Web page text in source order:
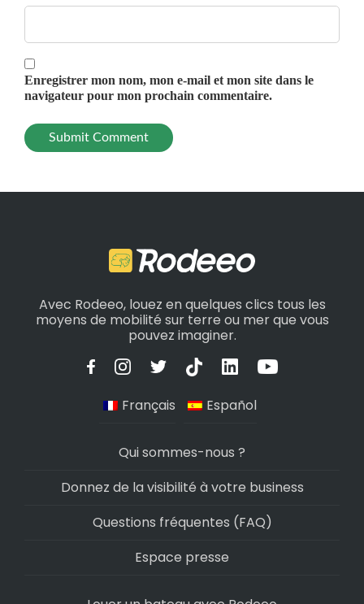
Enregistrer mon nom, mon e-mail et mon site dans le
navigateur pour mon prochain commentaire.
Avec Rodeeo, louez en quelques clics tous les
moyens de mobilité sur terre ou mer que vous
pouvez imaginer.
Français Español
Qui sommes-nous ?
Donnez de la visibilité à votre business
Questions fréquentes (FAQ)
Espace presse